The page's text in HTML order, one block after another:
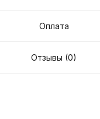
Оплата
Отзывы (0)